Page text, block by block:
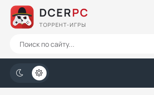
DCERPC
ТОРРЕНТ-ИГРЫ